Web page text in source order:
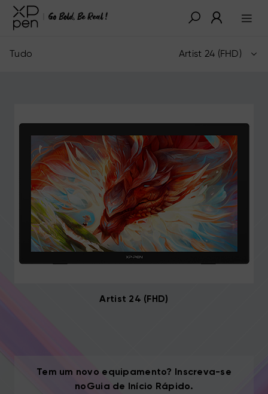
Tudo Artist 24 (FHD)
Artist 24 (FHD)
Tem um novo equipamento? Inscreva-se
noGuia de Início Rápido.
Dicas e resolução de problemas
Novos lançamentos e ofertas